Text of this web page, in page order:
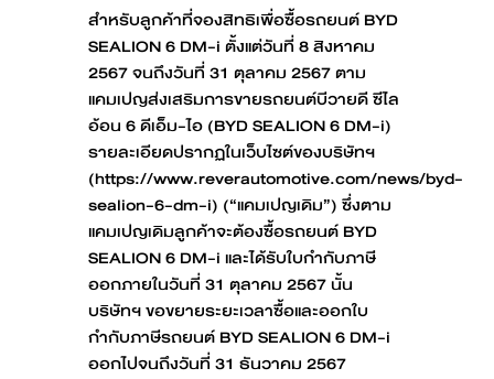
สำหรับลูกค้าที่จองสิทธิเพื่อซื้อรถยนต์ BYD
SEALION 6 DM-i ตั้งแต่วันที่ 8 สิงหาคม
2567 จนถึงวันที่ 31 ตุลาคม 2567 ตาม
แคมเปญส่งเสริมการขายรถยนต์บีวายดี ซีไล
อ้อน 6 ดีเอ็ม-ไอ (BYD SEALION 6 DM-i)
รายละเอียดปรากฏในเว็บไซต์ของบริษัทฯ
(https://www.reverautomotive.com/news/byd-
sealion-6-dm-i) (“แคมเปญเดิม”) ซึ่งตาม
แคมเปญเดิมลูกค้าจะต้องซื้อรถยนต์ BYD
SEALION 6 DM-i และได้รับใบกำกับภาษี
ออกภายในวันที่ 31 ตุลาคม 2567 นั้น
บริษัทฯ ขอขยายระยะเวลาซื้อและออกใบ
กำกับภาษีรถยนต์ BYD SEALION 6 DM-i
ออกไปจนถึงวันที่ 31 ธันวาคม 2567